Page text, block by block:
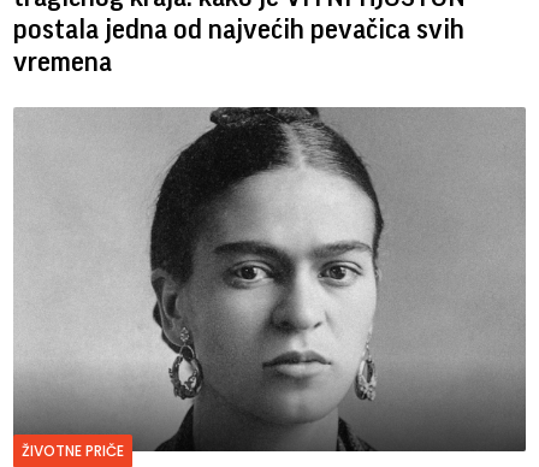
postala jedna od najvećih pevačica svih
vremena
ŽIVOTNE PRIČE